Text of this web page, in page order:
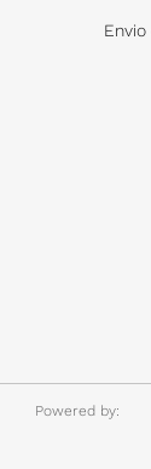
Powered by: